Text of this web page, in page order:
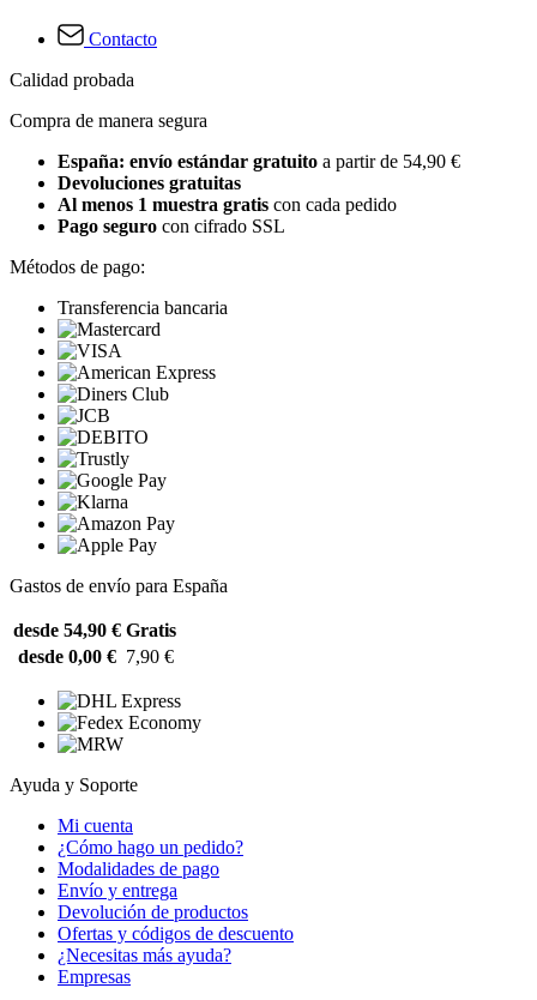
Contacto
Calidad probada
Compra de manera segura
España: envío estándar gratuito a partir de 54,90 €
Devoluciones gratuitas
Al menos 1 muestra gratis con cada pedido
Pago seguro con cifrado SSL
Métodos de pago:
Transferencia bancaria
Gastos de envío para España
desde 54,90 € Gratis
desde 0,00 € 7,90 €
Ayuda y Soporte
Mi cuenta
¿Cómo hago un pedido?
Modalidades de pago
Envío y entrega
Devolución de productos
Ofertas y códigos de descuento
¿Necesitas más ayuda?
Empresas